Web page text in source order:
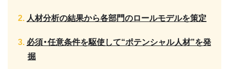
人材分析の結果から各部門のロールモデルを策定
必須・任意条件を駆使して“ポテンシャル人材”を発
掘